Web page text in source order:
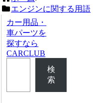
エンジンに関する用語
カー用品・
車パーツを
探すなら
CARCLUB
検
索